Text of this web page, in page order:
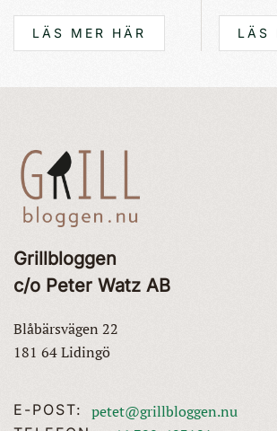
LÄS MER HÄR LÄS
Grillbloggen
c/o Peter Watz AB
Blåbärsvägen 22
181 64 Lidingö
E-POST: petet@grillbloggen.nu